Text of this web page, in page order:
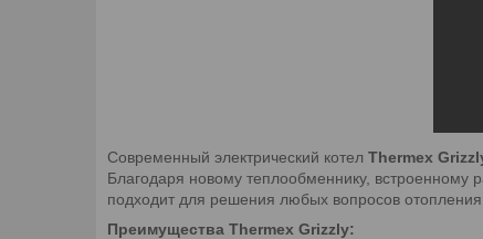
Современный электрический котел Thermex
Благодаря новому теплообменнику, встроенному
подходит для решения любых вопросов отопления.
Преимущества Thermex Grizzly: